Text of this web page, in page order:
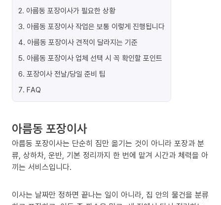
2. 아름동 포장이사가 필요한 상황
3. 아름동 포장이사 작업은 보통 이렇게 진행됩니다
4. 아름동 포장이사 견적이 달라지는 기준
5. 아름동 포장이사 업체 선택 시 꼭 확인할 포인트
6. 포장이사 전날/당일 준비 팁
7. FAQ
아름동 포장이사
아름동 포장이사는 단순히 짐만 옮기는 것이 아니라 포장과 분
류, 상하차, 운반, 기본 정리까지 한 번에 맡겨 시간과 체력을 아
끼는 서비스입니다.
이사는 날짜만 정하면 끝나는 일이 아니라, 집 안의 물건을 분류